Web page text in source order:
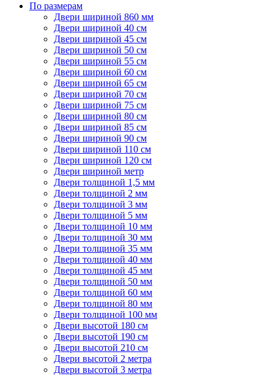
По размерам
Двери шириной 860 мм
Двери шириной 40 см
Двери шириной 45 см
Двери шириной 50 см
Двери шириной 55 см
Двери шириной 60 см
Двери шириной 65 см
Двери шириной 70 см
Двери шириной 75 см
Двери шириной 80 см
Двери шириной 85 см
Двери шириной 90 см
Двери шириной 110 см
Двери шириной 120 см
Двери шириной метр
Двери толщиной 1,5 мм
Двери толщиной 2 мм
Двери толщиной 3 мм
Двери толщиной 5 мм
Двери толщиной 10 мм
Двери толщиной 30 мм
Двери толщиной 35 мм
Двери толщиной 40 мм
Двери толщиной 45 мм
Двери толщиной 50 мм
Двери толщиной 60 мм
Двери толщиной 80 мм
Двери толщиной 100 мм
Двери высотой 180 см
Двери высотой 190 см
Двери высотой 210 см
Двери высотой 2 метра
Двери высотой 3 метра